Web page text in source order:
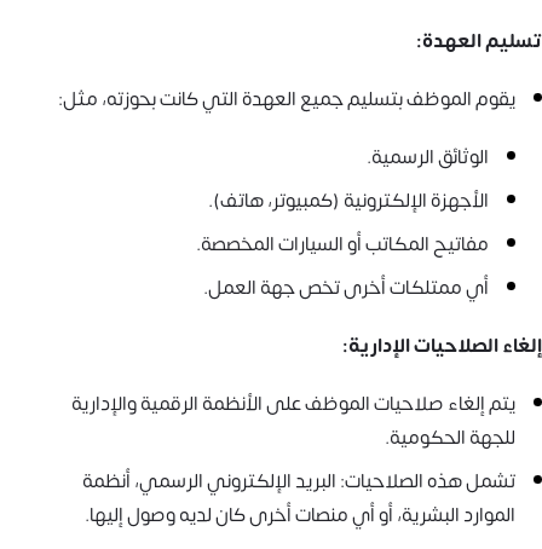
تسليم العهدة:
يقوم الموظف بتسليم جميع العهدة التي كانت بحوزته، مثل:
الوثائق الرسمية.
الأجهزة الإلكترونية (كمبيوتر، هاتف).
مفاتيح المكاتب أو السيارات المخصصة.
أي ممتلكات أخرى تخص جهة العمل.
إلغاء الصلاحيات الإدارية:
يتم إلغاء صلاحيات الموظف على الأنظمة الرقمية والإدارية
للجهة الحكومية.
تشمل هذه الصلاحيات: البريد الإلكتروني الرسمي، أنظمة
الموارد البشرية، أو أي منصات أخرى كان لديه وصول إليها.